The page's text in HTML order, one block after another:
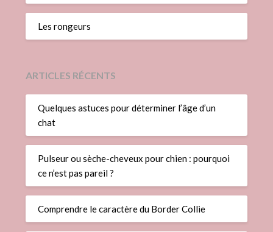
Les rongeurs
ARTICLES RÉCENTS
Quelques astuces pour déterminer l’âge d’un
chat
Pulseur ou sèche-cheveux pour chien : pourquoi
ce n’est pas pareil ?
Comprendre le caractère du Border Collie